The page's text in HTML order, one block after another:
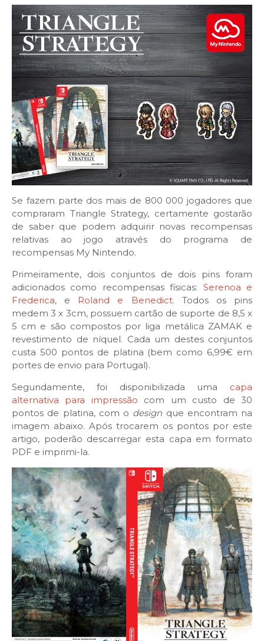
Se fazem parte dos mais de 800 000 jogadores que
compraram Triangle Strategy, certamente gostarão
de saber que podem adquirir novas recompensas
relativas ao jogo através do programa de
recompensas My Nintendo.
Primeiramente, dois conjuntos de dois pins foram
adicionados como recompensas físicas: Serenoa e
Frederica, e Roland e Benedict. Todos os pins
medem 3 x 3cm, possuem cartão de suporte de 8,5 x
5 cm e são compostos por liga metálica ZAMAK e
revestimento de níquel. Cada um destes conjuntos
custa 500 pontos de platina (bem como 6,99€ em
portes de envio para Portugal).
Segundamente, foi disponibilizada uma capa
alternativa para impressão com um custo de 30
pontos de platina, com o design que encontram na
imagem abaixo. Após trocarem os pontos por este
artigo, poderão descarregar esta capa em formato
PDF e imprimi-la.